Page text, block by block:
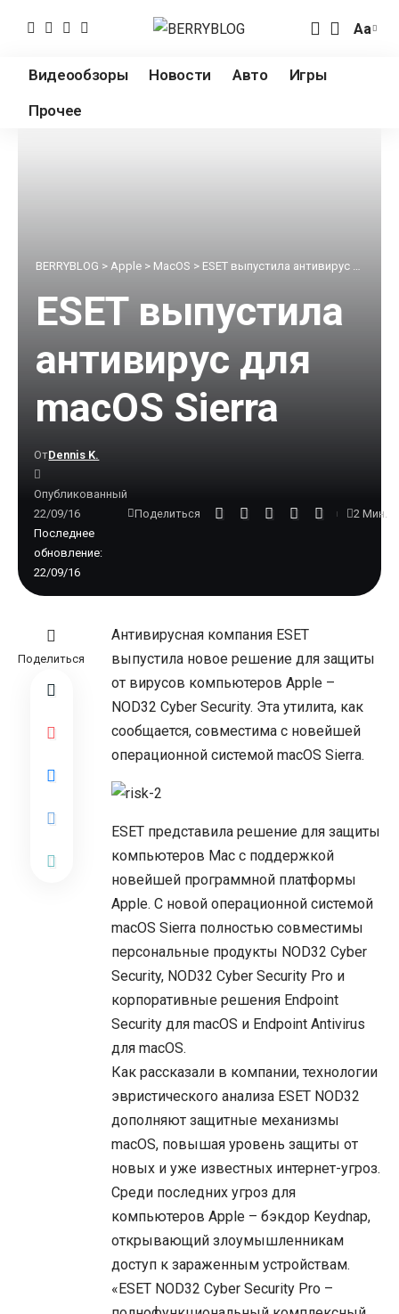
Аа
Видеообзоры Новости Авто
Игры
Прочее
BERRYBLOG > Apple > MacOS > ESET выпустила антивирус для macOS Sierra
ESET выпустила
антивирус для
macOS Sierra
Последнее
обновление:
22/09/16
ОтDennis K.
Опубликованный
22/09/16
Поделиться 2 Мин.
Поделиться
Антивирусная компания ESET
выпустила новое решение для защиты
от вирусов компьютеров Apple –
NOD32 Cyber Security. Эта утилита, как
сообщается, совместима с новейшей
операционной системой macOS Sierra.
ESET представила решение для защиты
компьютеров Mac с поддержкой
новейшей программной платформы
Apple. С новой операционной системой
macOS Sierra полностью совместимы
персональные продукты NOD32 Cyber
Security, NOD32 Cyber Security Pro и
корпоративные решения Endpoint
Security для macOS и Endpoint Antivirus
для macOS.
Как рассказали в компании, технологии
эвристического анализа ESET NOD32
дополняют защитные механизмы
macOS, повышая уровень защиты от
новых и уже известных интернет-угроз.
Среди последних угроз для
компьютеров Apple – бэкдор Keydnap,
открывающий злоумышленникам
доступ к зараженным устройствам.
«ESET NOD32 Cyber Security Pro –